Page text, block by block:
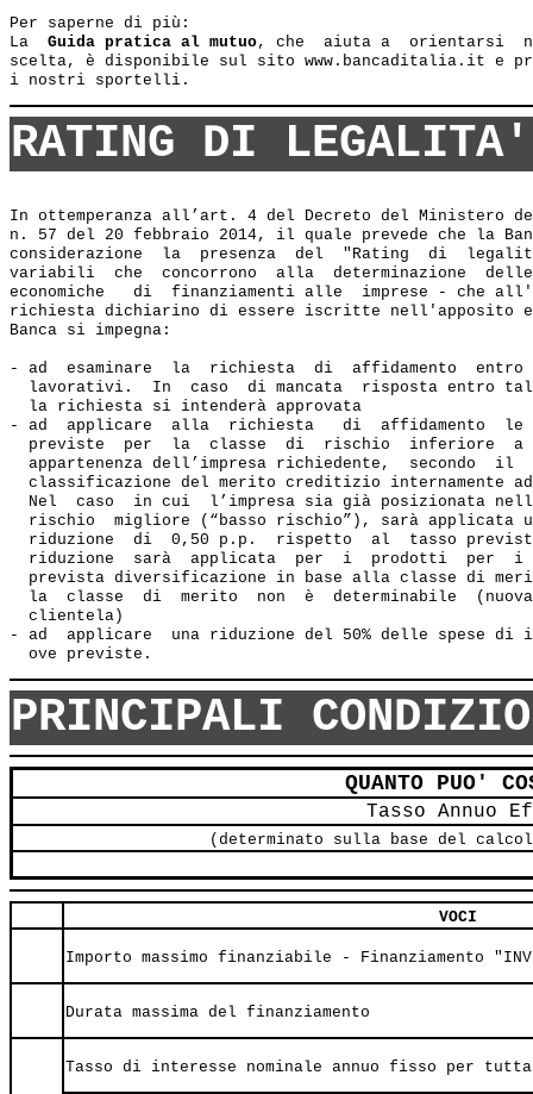
Per saperne di più:
La Guida pratica al mutuo, che  aiuta a  orientarsi
scelta, è disponibile sul sito www.bancaditalia.it e
RATING DI LEGALITA'
In ottemperanza all’art. 4 del Decreto del Ministero
n. 57 del 20 febbraio 2014, il quale prevede che la
considerazione  la  presenza  del  "Rating  di
variabili  che  concorrono  alla  determinazione
economiche   di  finanziamenti alle  imprese - che
richiesta dichiarino di essere iscritte nell'apposito
Banca si impegna:
- ad  esaminare  la  richiesta  di  affidamento
lavorativi.  In  caso  di mancata  risposta entro
  la richiesta si intenderà approvata
- ad  applicare  alla  richiesta   di  affidamento  le
previste  per  la  classe  di  rischio  inferiore
appartenenza dell’impresa richiedente,  secondo  il
classificazione del merito creditizio internamente
Nel  caso  in cui  l’impresa sia già posizionata
rischio  migliore (“basso rischio”), sarà applicata
riduzione  di  0,50 p.p.  rispetto  al  tasso
riduzione  sarà  applicata  per  i  prodotti  per
prevista diversificazione in base alla classe di
la  classe  di  merito  non  è  determinabile
  clientela)
- ad  applicare  una riduzione del 50% delle spese
PRINCIPALI
QUANTO PUO'
Tasso Annuo
(determinato sulla base del
VOCI
Importo massimo finanziabile - Finanziamento
Durata massima del finanziamento
Tasso di interesse nominale annuo fisso per